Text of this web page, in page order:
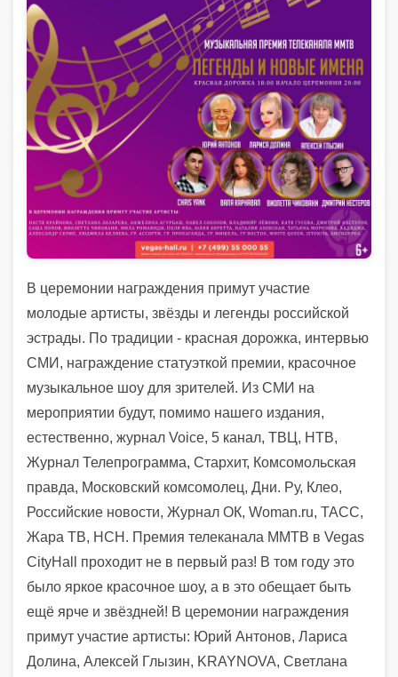
В церемонии награждения примут участие
молодые артисты, звёзды и легенды российской
эстрады. По традиции - красная дорожка, интервью
СМИ, награждение статуэткой премии, красочное
музыкальное шоу для зрителей. Из СМИ на
мероприятии будут, помимо нашего издания,
естественно, журнал Voice, 5 канал, ТВЦ, НТВ,
Журнал Телепрограмма, Стархит, Комсомольская
правда, Московский комсомолец, Дни. Ру, Клео,
Российские новости, Журнал ОК, Woman.ru, ТАСС,
Жара ТВ, НСН. Премия телеканала ММТВ в Vegas
CityHall проходит не в первый раз! В том году это
было яркое красочное шоу, а в это обещает быть
ещё ярче и звёздней! В церемонии награждения
примут участие артисты: Юрий Антонов, Лариса
Долина, Алексей Глызин, KRAYNOVA, Светлана